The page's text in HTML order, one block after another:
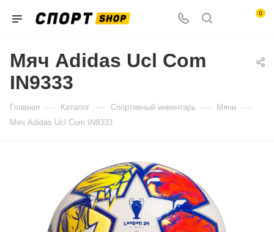
0
Мяч Adidas Ucl Com
IN9333
Главная — Каталог — Спортивный инвентарь — Мячи —
Мяч Adidas Ucl Com IN9333